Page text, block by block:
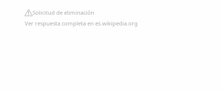
Solicitud de eliminación
Ver respuesta completa en es.wikipedia.org